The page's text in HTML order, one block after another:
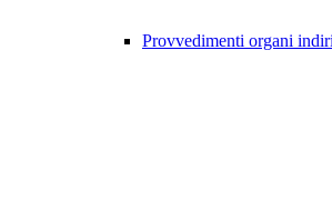
Provvedimenti organi